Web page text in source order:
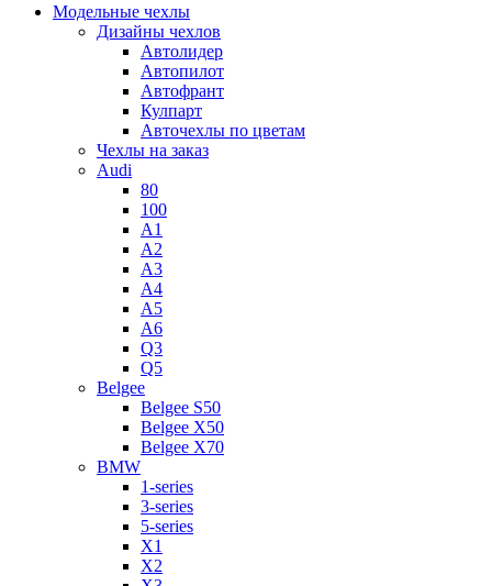
Модельные чехлы
Дизайны чехлов
Автолидер
Автопилот
Автофрант
Кулпарт
Авточехлы по цветам
Чехлы на заказ
Audi
80
100
A1
A2
A3
A4
A5
A6
Q3
Q5
Belgee
Belgee S50
Belgee X50
Belgee X70
BMW
1-series
3-series
5-series
X1
X2